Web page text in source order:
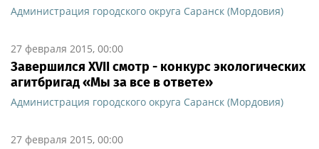
Администрация городского округа Саранск (Мордовия)
27 февраля 2015, 00:00
Завершился XVII смотр - конкурс экологических
агитбригад «Мы за все в ответе»
Администрация городского округа Саранск (Мордовия)
27 февраля 2015, 00:00